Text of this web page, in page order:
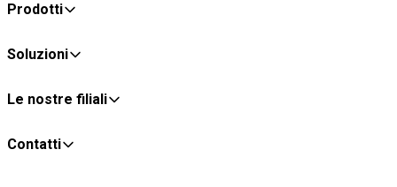
Prodotti
Soluzioni
Le nostre filiali
Contatti